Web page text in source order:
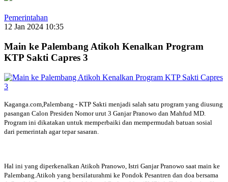
Pemerintahan
12 Jan 2024 10:35
Main ke Palembang Atikoh Kenalkan Program
KTP Sakti Capres 3
Kaganga.com,Palembang - KTP Sakti menjadi salah satu program yang diusung
pasangan Calon Presiden Nomor urut 3 Ganjar Pranowo dan Mahfud MD.
Program ini dikatakan untuk memperbaiki dan mempermudah batuan sosial
dari pemerintah agar tepar sasaran.
Hal ini yang diperkenalkan Atikoh Pranowo, Istri Ganjar Pranowo saat main ke
Palembang.Atikoh yang bersilaturahmi ke Pondok Pesantren dan doa bersama